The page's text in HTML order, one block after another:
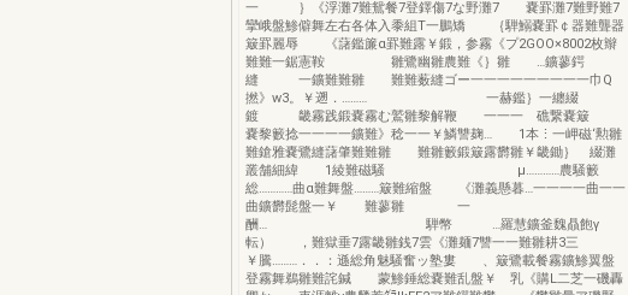
一 ｝《浮灘7難鴛餐7登鐸傷7な野灘7 嚢罫灘7難野難7
攣峨盤鯵僻舞左右各体入黍組T一鵬矯 ｛騨鰯嚢罫￠器難聾器
簸罫麗辱 《藷鑑簾α罫難露￥鍛，参霧《プ2GOO×8002枚辮
難難一鋸憲鞍 雛鷺幽雛農難《｝雛 …鑛蓼鍔
縫 一鑛難難雛 難難薮縫ゴー一一一一一一一一一巾Q
撚》w3。￥遡．……… 一赫鑑｝一纏綴
鍍 畿霧践鍛嚢霧む鷲雛黎解鞭 一一一 礁繋嚢簸
嚢黎籔捻一一一一鑛難》稔一一￥鱗讐麹… 1本⋮一岬磁‘勲雛
難鎗雅嚢鷺縫藷肇難難雛 難雛籔鍛簸露欝雛￥畿鋤｝ 綴灘
叢舗細緯 1綾難磁騒 μ…………農騒籔
総…………曲α難舞盤………簸難縮盤 《灘義懸暮…一一一一曲一一
曲鑛欝髭盤一￥ 難蓼雛 一
酬… 騨幣 …羅慧鑛釜魏贔飽γ
転） ，難獄垂7露畿雛銭7雲《灘麺7讐一一難雛耕3三
￥騰………．．：遜総角魅騒奮ッ塾婁 、簸鷺載餐霧鑛鯵翼盤
登霧舞鵜雛難詫鍼 蒙鯵錘総嚢難乱盤￥ 乳《購L二芝一磯轟